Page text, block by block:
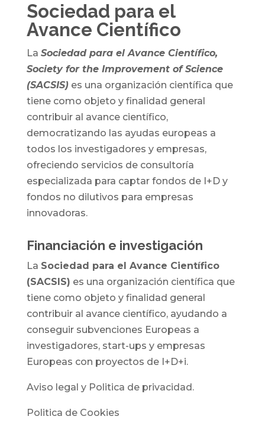
Sociedad para el
Avance Científico
La Sociedad para el Avance Científico,
Society for the Improvement of Science
(SACSIS)es una organización científica que
tiene como objeto y finalidad general
contribuir al avance científico,
democratizando las ayudas europeas a
todos los investigadores y empresas,
ofreciendo servicios de consultoría
especializada para captar fondos de I+D y
fondos no dilutivos para empresas
innovadoras.
Financiación e investigación
La Sociedad para el Avance Científico
(SACSIS) es una organización científica que
tiene como objeto y finalidad general
contribuir al avance científico, ayudando a
conseguir subvenciones Europeas a
investigadores, start-ups y empresas
Europeas con proyectos de I+D+i.
Aviso legal y Politica de privacidad.
Politica de Cookies